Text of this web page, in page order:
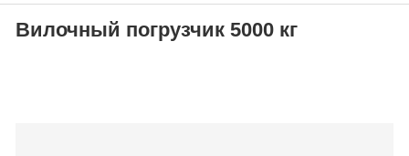
5т дизельный вилочный погрузчик Вилочный погрузчик 5000 кг
Вилочный погрузчик 5000 кг